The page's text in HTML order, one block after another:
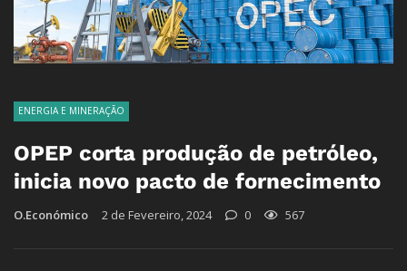
ENERGIA E MINERAÇÃO
OPEP corta produção de petróleo,
inicia novo pacto de fornecimento
O.Económico 2 de Fevereiro, 2024 0 567